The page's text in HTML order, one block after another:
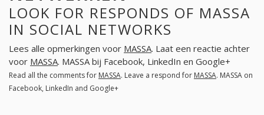
LOOK FOR RESPONDS OF MASSA
IN SOCIAL NETWORKS
Lees alle opmerkingen voor MASSA. Laat een reactie achter
voor MASSA. MASSA bij Facebook, LinkedIn en Google+
Read all the comments for MASSA. Leave a respond for MASSA. MASSA on
Facebook, LinkedIn and Google+